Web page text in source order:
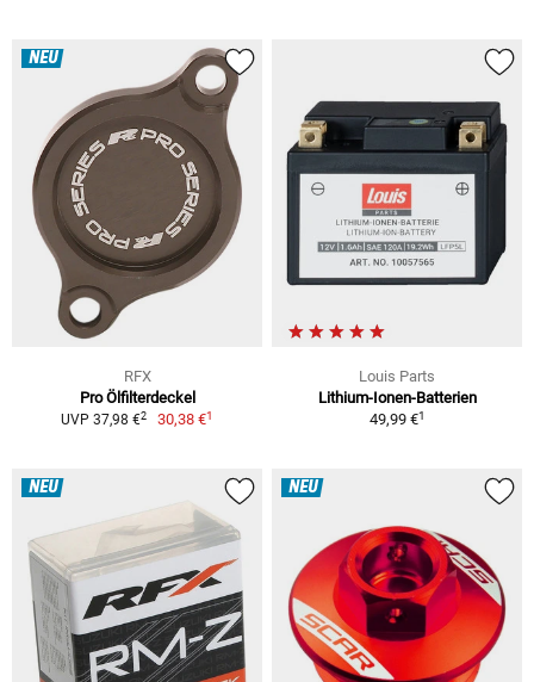
NEU
RFX
Pro Ölfilterdeckel
UVP 37,98 €2 30,38 €1
Louis Parts
Lithium-Ionen-Batterien
49,99 €1
NEU NEU